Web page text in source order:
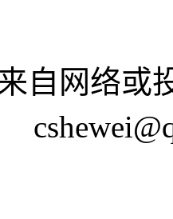
自网络或